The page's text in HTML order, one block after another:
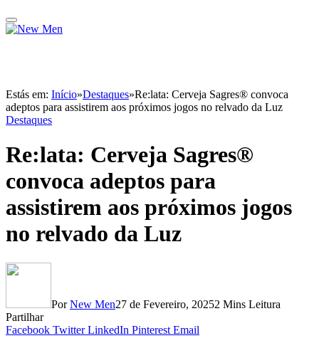
Estás em: Início»Destaques»Re:lata: Cerveja Sagres® convoca
adeptos para assistirem aos próximos jogos no relvado da Luz
Destaques
Re:lata: Cerveja Sagres®
convoca adeptos para
assistirem aos próximos jogos
no relvado da Luz
Por New Men27 de Fevereiro, 20252 Mins Leitura
Partilhar
Facebook Twitter LinkedIn Pinterest Email